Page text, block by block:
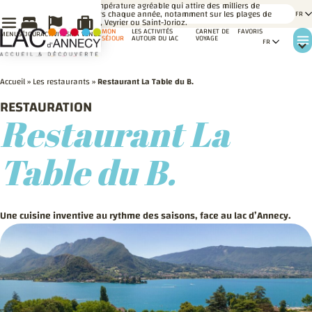
SAVIEZ-
VOUS ?
Une température agréable qui attire des milliers de
baigneurs chaque année, notamment sur les plages de
Talloires, Veyrier ou Saint-Jorioz.
MON
SÉJOUR
LES ACTIVITÉS
AUTOUR DU LAC
CARNET DE
VOYAGE
FAVORIS
MENUSÉJOURACTIVITÉSMA VENUE
Accueil»Les restaurants»Restaurant La Table du B.
RESTAURATION
Restaurant La
Table du B.
Une cuisine inventive au rythme des saisons, face au lac d’Annecy.